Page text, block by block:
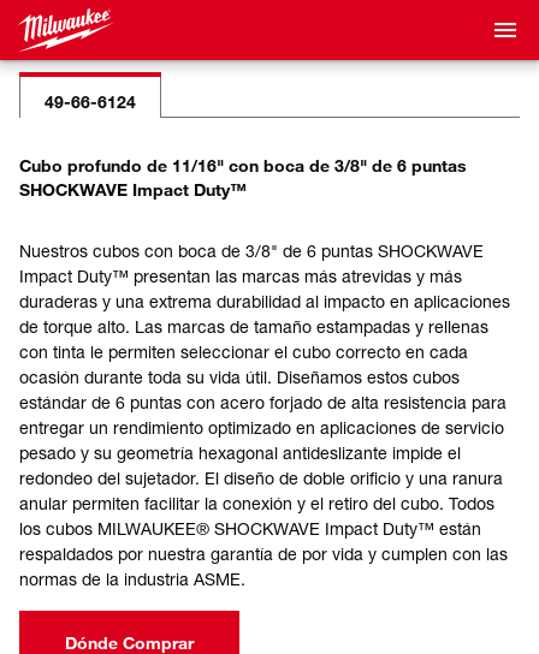
49-66-6124
Cubo profundo de 11/16" con boca de 3/8" de 6 puntas
SHOCKWAVE Impact Duty™
Nuestros cubos con boca de 3/8" de 6 puntas SHOCKWAVE
Impact Duty™ presentan las marcas más atrevidas y más
duraderas y una extrema durabilidad al impacto en aplicaciones
de torque alto. Las marcas de tamaño estampadas y rellenas
con tinta le permiten seleccionar el cubo correcto en cada
ocasión durante toda su vida útil. Diseñamos estos cubos
estándar de 6 puntas con acero forjado de alta resistencia para
entregar un rendimiento optimizado en aplicaciones de servicio
pesado y su geometría hexagonal antideslizante impide el
redondeo del sujetador. El diseño de doble orificio y una ranura
anular permiten facilitar la conexión y el retiro del cubo. Todos
los cubos MILWAUKEE® SHOCKWAVE Impact Duty™ están
respaldados por nuestra garantía de por vida y cumplen con las
normas de la industria ASME.
Dónde Comprar